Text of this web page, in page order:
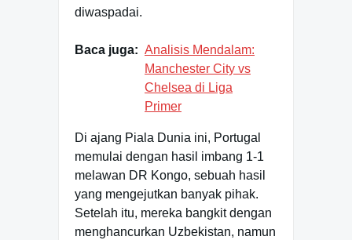
diwaspadai.
Baca juga: Analisis Mendalam:
Manchester City vs
Chelsea di Liga
Primer
Di ajang Piala Dunia ini, Portugal
memulai dengan hasil imbang 1-1
melawan DR Kongo, sebuah hasil
yang mengejutkan banyak pihak.
Setelah itu, mereka bangkit dengan
menghancurkan Uzbekistan, namun